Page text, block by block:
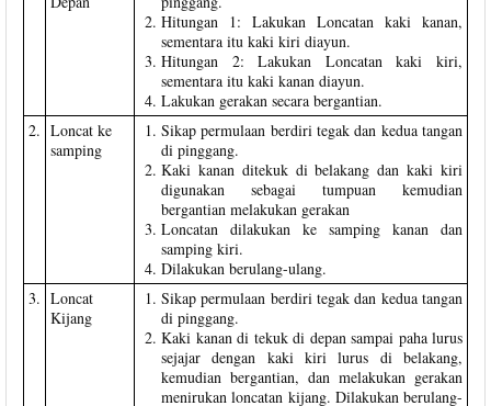
Hitungan 1: Lakukan Loncatan kaki kanan,
sementara itu kaki kiri diayun.
Hitungan 2: Lakukan Loncatan kaki kiri,
sementara itu kaki kanan diayun.
Lakukan gerakan secara bergantian.
2. Loncat ke
samping
Sikap permulaan berdiri tegak dan kedua tangan
di pinggang.
Kaki kanan ditekuk di belakang dan kaki kiri
digunakan sebagai tumpuan kemudian
bergantian melakukan gerakan
Loncatan dilakukan ke samping kanan dan
samping kiri.
Dilakukan berulang-ulang.
3. Loncat
Kijang
Sikap permulaan berdiri tegak dan kedua tangan
di pinggang.
Kaki kanan di tekuk di depan sampai paha lurus
sejajar dengan kaki kiri lurus di belakang,
kemudian bergantian, dan melakukan gerakan
menirukan loncatan kijang. Dilakukan berulang-